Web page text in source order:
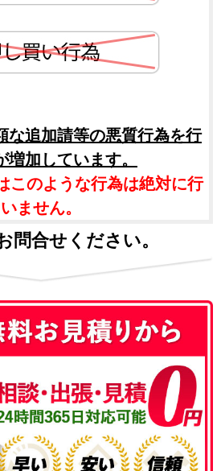
な追加請等の悪質行為を行
増加しています。
このような行為は絶対に行
いません。
問合せください。